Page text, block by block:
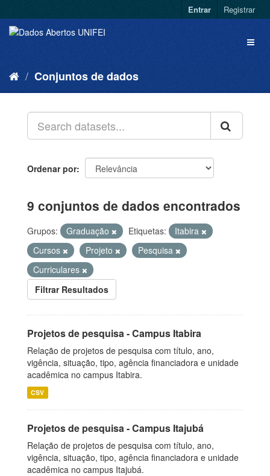
Entrar Registrar
Conjuntos de dados
Ordenar por
9 conjuntos de dados encontrados
Grupos: Graduação Etiquetas:
Itabira
Cursos
Projeto
Pesquisa
Curriculares
Filtrar Resultados
Projetos de pesquisa - Campus Itabira
Relação de projetos de pesquisa com título, ano,
vigência, situação, tipo, agência financiadora e unidade
acadêmica no campus Itabira.
CSV
Projetos de pesquisa - Campus Itajubá
Relação de projetos de pesquisa com título, ano,
vigência, situação, tipo, agência financiadora e unidade
acadêmica no campus Itajubá.